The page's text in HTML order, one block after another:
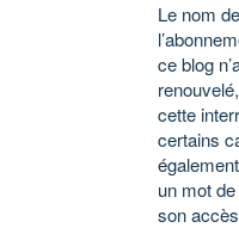
Le nom
ce blog
cette
certains
un mot
son